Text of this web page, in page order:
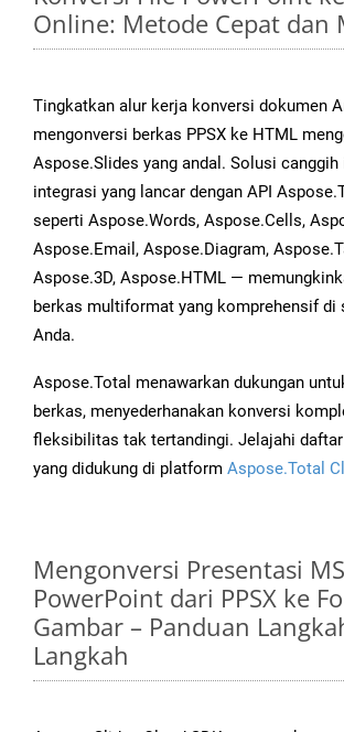
Online: Metode Cepat dan
Tingkatkan alur kerja konversi dokumen
mengonversi berkas PPSX ke HTML
Aspose.Slides yang andal. Solusi canggih
integrasi yang lancar dengan API
seperti Aspose.Words, Aspose.Cells,
Aspose.Email, Aspose.Diagram,
Aspose.3D, Aspose.HTML —
berkas multiformat yang komprehensif di
Anda.
Aspose.Total menawarkan dukungan
berkas, menyederhanakan konversi
fleksibilitas tak tertandingi. Jelajahi
yang didukung di platform Aspose.Total
Mengonversi Presentasi MS
PowerPoint dari PPSX ke
Gambar – Panduan
Langkah